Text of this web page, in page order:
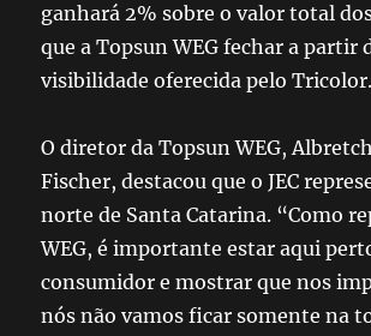
ganhará 2% sobre o valor total
que a Topsun WEG fechar a partir
visibilidade oferecida pelo Tricolor.
O diretor da Topsun WEG,
Fischer, destacou que o JEC
norte de Santa Catarina. “Como
WEG, é importante estar aqui
consumidor e mostrar que nos
nós não vamos ficar somente na